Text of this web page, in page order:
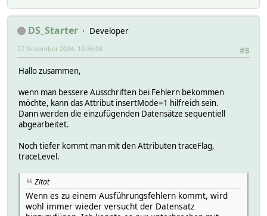
DS_Starter
Developer
#8
27 November 2024, 10:36:08
Hallo zusammen,
wenn man bessere Ausschriften bei Fehlern bekommen
möchte, kann das Attribut insertMode=1 hilfreich sein.
Dann werden die einzufügenden Datensätze sequentiell
abgearbeitet.
Noch tiefer kommt man mit den Attributen traceFlag,
traceLevel.
Zitat
Wenn es zu einem Ausführungsfehlern kommt, wird
wohl immer wieder versucht der Datensatz